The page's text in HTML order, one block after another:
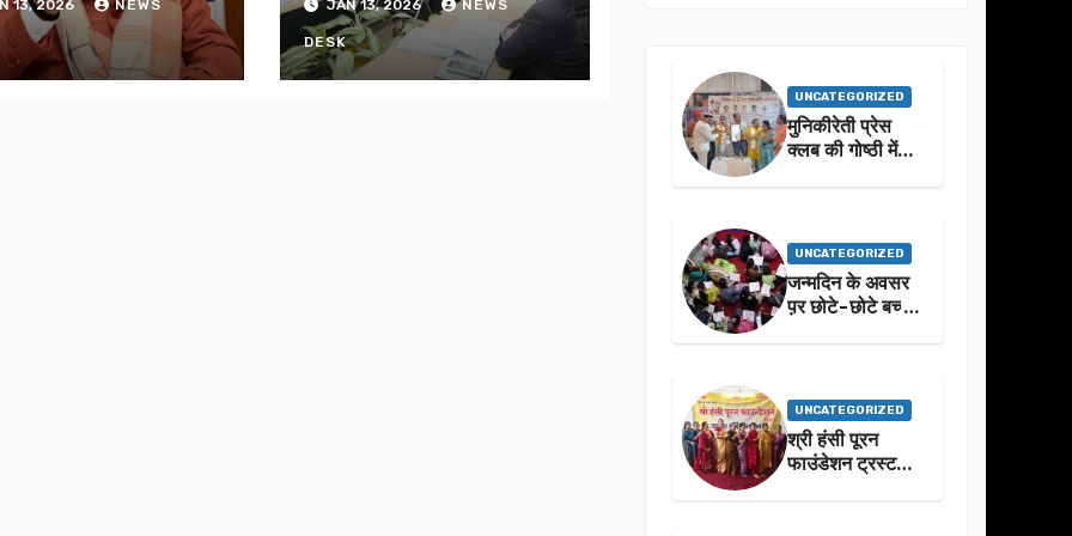
13, 2026 NEWS JAN 13, 2026 NEWS
DESK
UNCATEGORIZED
मुनिकीरेती प्रेस
क्लब की गोष्ठी में
UNCATEGORIZED
जन्मदिन के अवसर
प़र छोटे-छोटे बच्चो
UNCATEGORIZED
श्री हंसी पूरन
फाउंडेशन ट्रस्ट